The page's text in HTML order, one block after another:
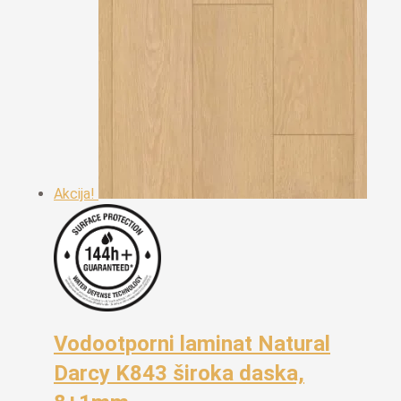
Akcija!
Vodootporni laminat Natural
Darcy K843 široka daska,